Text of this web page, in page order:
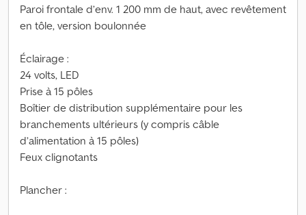
Paroi frontale d’env. 1 200 mm de haut, avec revêtement
en tôle, version boulonnée
Éclairage :
24 volts, LED
Prise à 15 pôles
Boîtier de distribution supplémentaire pour les
branchements ultérieurs (y compris câble
d’alimentation à 15 pôles)
Feux clignotants
Plancher :